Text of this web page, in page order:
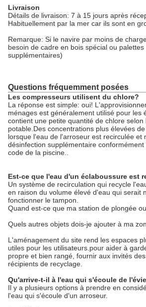
Livraison
Détails de livraison: 7 à 15 jours après
Habituellement par la mer car ils sont en
Remarque: Si le navire par moins de
besoin de cadre en bois spécial ou
supplémentaires)
Questions fréquemment posées
Les compresseurs utilisent du chlore?
La réponse est simple: oui!
ménages est généralement utilisé pour les
contient une petite quantité de chlore selon
potable.Des concentrations plus élevées
lorsque l'eau de l'arroseur est recirculée et
désinfection supplémentaire
code de la piscine..
Est-ce que l'eau d'un éclaboussure est
Un système de recirculation qui recycle
en raison du volume élevé d'eau qui serait
fonctionner le tampon.
Quand est-ce que ma station de plongée
Quels autres objets dois-je ajouter à ma
L'aménagement du site rend les espaces
utiles pour les utilisateurs.pour aider à
propre et bien rangé, fournir aux invités
récipients de recyclage.
Qu'arrive-t-il à l'eau qui s'écoule de
Il y a plusieurs options à prendre en
l'eau qui s'écoule d'un arroseur.